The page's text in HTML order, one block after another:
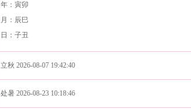
年：寅卯
月：辰巳
日：子丑
立秋 2026-08-07 19:42:40
处暑 2026-08-23 10:18:46